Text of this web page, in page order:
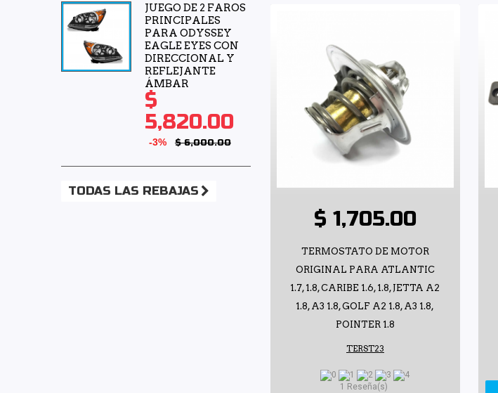
OTN(1)
Polar
Polyway(1)
PRO FORTUNE
(2)
Safety(9)
JUEGO DE 2 FAROS
PRINCIPALES
PARA ODYSSEY
EAGLE EYES CON
DIRECCIONAL Y
REFLEJANTE
ÁMBAR
$
5,820.00
-3% $ 6,000.00
TODAS LAS REBAJAS
$ 1,705.00
TERMOSTATO DE MOTOR
ORIGINAL PARA ATLANTIC
1.7, 1.8, CARIBE 1.6, 1.8, JETTA A2
1.8, A3 1.8, GOLF A2 1.8, A3 1.8,
POINTER 1.8
TERST23
1 Reseña(s)